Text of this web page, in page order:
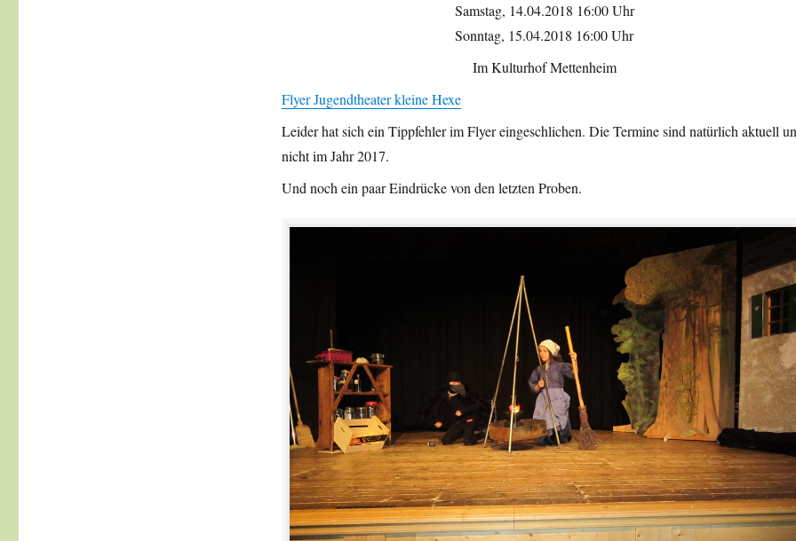
Samstag, 14.04.2018 16:00 Uhr
Sonntag, 15.04.2018 16:00 Uhr
Im Kulturhof Mettenheim
Flyer Jugendtheater kleine Hexe
Leider hat sich ein Tippfehler im Flyer eingeschlichen. Die Termine sind natürlich aktuell
nicht im Jahr 2017.
Und noch ein paar Eindrücke von den letzten Proben.